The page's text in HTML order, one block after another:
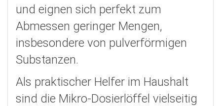
und eignen sich perfekt zum
Abmessen geringer Mengen,
insbesondere von pulverförmigen
Substanzen.
Als praktischer Helfer im Haushalt
sind die Mikro-Dosierlöffel vielseitig